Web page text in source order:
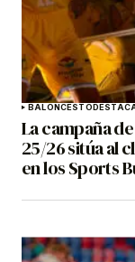
BALONCESTO
La campaña
25/26 sitúa al
en los Sports